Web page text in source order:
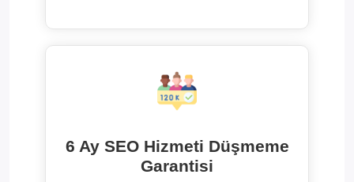
6 Ay SEO Hizmeti Düşmeme
Garantisi